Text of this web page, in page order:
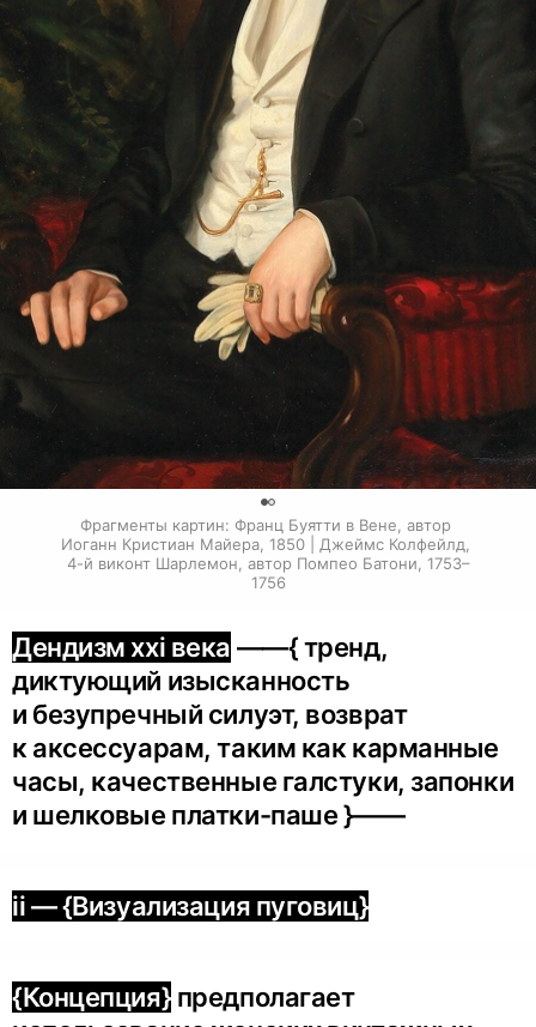
Фрагменты картин: Франц Буятти в Вене, автор
Иоганн Кристиан Майера, 1850 | Джеймс Колфейлд,
4-й виконт Шарлемон, автор Помпео Батони, 1753–
1756
Дендизм xxi века ——{ тренд,
диктующий изысканность
и безупречный силуэт, возврат
к аксессуарам, таким как карманные
часы, качественные галстуки, запонки
и шелковые платки-паше }——
ii — {Визуализация пуговиц}
{Концепция} предполагает